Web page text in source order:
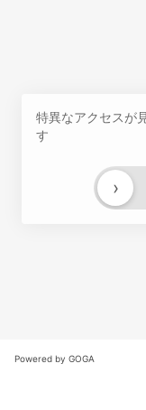
特異なアクセスが
す
›
Powered by GOGA